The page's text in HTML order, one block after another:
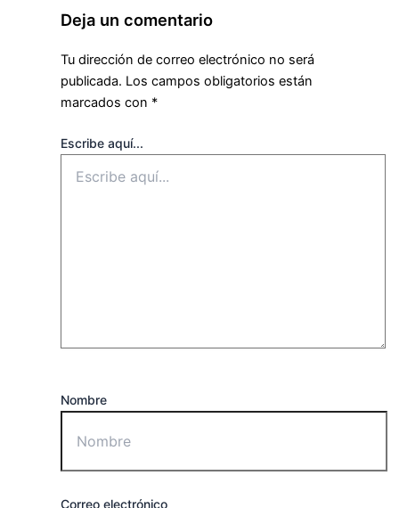
Deja un comentario
Tu dirección de correo electrónico no será
publicada. Los campos obligatorios están
marcados con *
Escribe aquí...
Nombre
Correo electrónico